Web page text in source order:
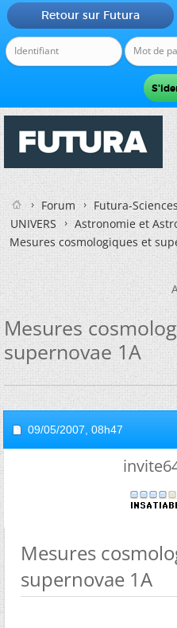
Retour sur Futura
Forum
Futura-
UNIVERS
Astronomie et
Mesures cosmologiques et
Mesures
supernovae 1A
09/05/2007, 08h47
Mesures
supernovae 1A